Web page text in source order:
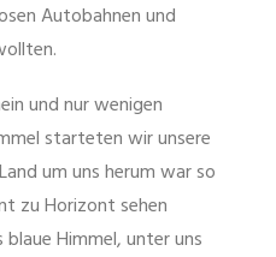
Autobahnen und
und nur wenigen
starteten wir unsere
um uns herum war so
zu Horizont sehen
Himmel, unter uns